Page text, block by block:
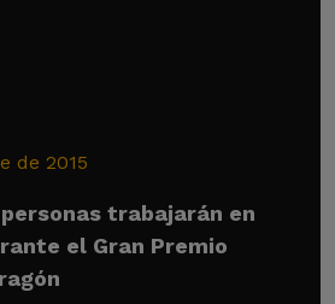
de 2015
trabajarán en
el Gran Premio